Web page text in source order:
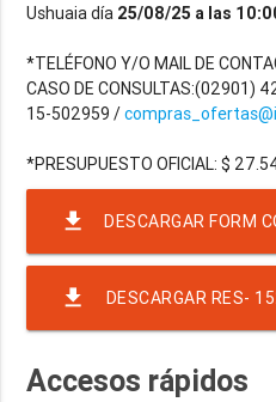
Ushuaia día 25/08/25 a las
*TELÉFONO Y/O MAIL DE
CASO DE
15-502959 /
file_download DESCARGAR FORM
file_download DESCARGAR RES-
Accesos rápidos